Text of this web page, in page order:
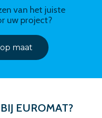
van het juiste
uw project?
maat
EUROMAT?